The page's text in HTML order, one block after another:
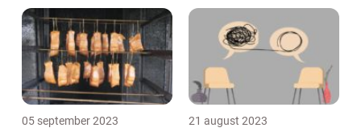
05 september 2023 21 august 2023